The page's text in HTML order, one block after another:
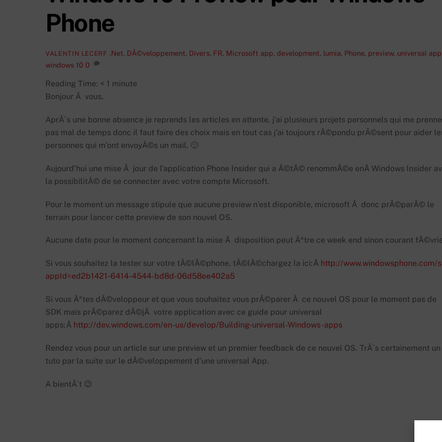
Phone
VALENTIN LECERF .Net, DÃ©veloppement, Divers, FR, Microsoft app, development, lumia, Phone, preview, universal app
windows 10 0
Reading Time: < 1 minute
Bonjour Ã vous,
AprÃ¨s une bonne absence je reprends les articles en attente, j’ai plusieurs projets personnels qui me
pas mal de temps donc il faut faire des choix mais en tout cas j’ai toujours rÃ©pondu prÃ©sent pour aider
personnes qui m’ont envoyÃ©s un mail. 🙂
Aujourd’hui une mise Ã jour de l’application Phone Insider qui a Ã©tÃ© renommÃ©e enÂ Windows Insider
la possibilitÃ© de se connecter avec votre compte Microsoft.
Pour le moment un message stipule que aucune preview n’est disponible, microsoft Ã donc prÃ©parÃ© le
terrain pour lancer cette preview de son nouvel OS.
Aucune date pour le moment concernant la mise Ã disposition peut Ãªtre ce week end sinon courant
Si vous souhaitez la tester sur votre tÃ©lÃ©phone, tÃ©lÃ©chargez la ici:Â http://www.windowsphone.com/
appId=ed2b1421-6414-4544-bd8d-06d58ee402a5
Si vous Ãªtes dÃ©veloppeur et que vous souhaitez vous prÃ©parer Ã ce nouvel OS pour le moment pas de
SDK mais prÃ©parez dÃ©jÃ votre application avec ce guide pour universal
apps:Â http://dev.windows.com/en-us/develop/Building-universal-Windows-apps
Rendez vous pour un article sur une preview et un premier feedback de ce nouvel OS. TrÃ¨s certainement un
tuto par la suite sur le dÃ©veloppement d’une universal App.
A bientÃ´t 😉